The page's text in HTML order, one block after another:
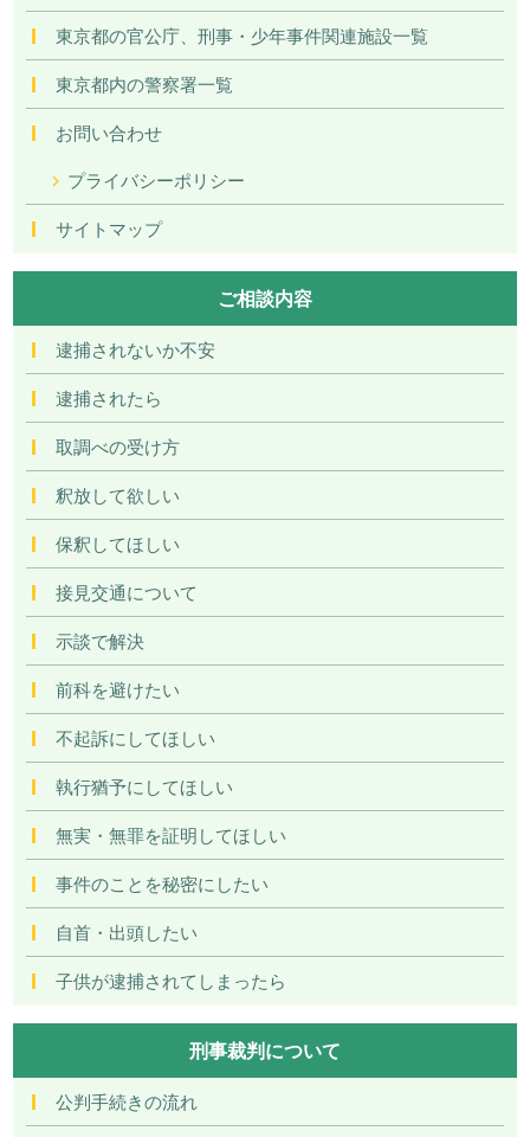
東京都の官公庁、刑事・少年事件関連施設一覧
東京都内の警察署一覧
お問い合わせ
プライバシーポリシー
サイトマップ
ご相談内容
逮捕されないか不安
逮捕されたら
取調べの受け方
釈放して欲しい
保釈してほしい
接見交通について
示談で解決
前科を避けたい
不起訴にしてほしい
執行猶予にしてほしい
無実・無罪を証明してほしい
事件のことを秘密にしたい
自首・出頭したい
子供が逮捕されてしまったら
刑事裁判について
公判手続きの流れ